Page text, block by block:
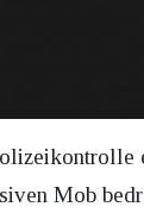
Mob